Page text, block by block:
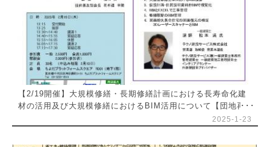
【2/19開催】大規模修繕・長期修繕計画における長寿命化建
材の活用及び大規模修繕におけるBIM活用について【団地再
2025-1-23